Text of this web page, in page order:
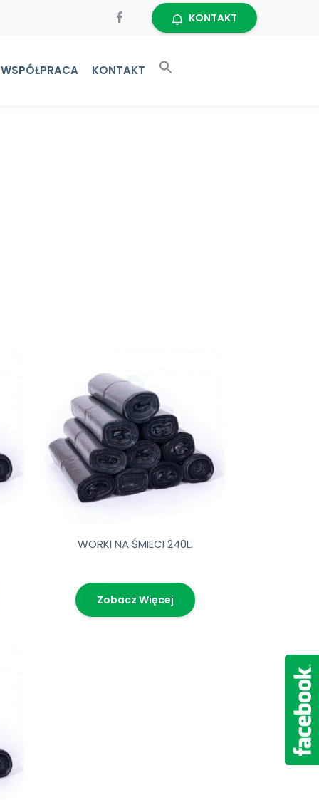
KONTAKT
WSPÓŁPRACA KONTAKT
WORKI NA ŚMIECI 240L.
Zobacz Więcej